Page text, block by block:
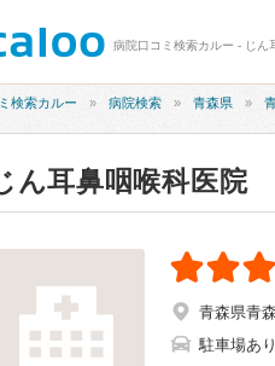
病院口コミ検索カルー - じん
検索カルー 病院検索 青森県
ん耳鼻咽喉科医院
青森県青
駐車場あり